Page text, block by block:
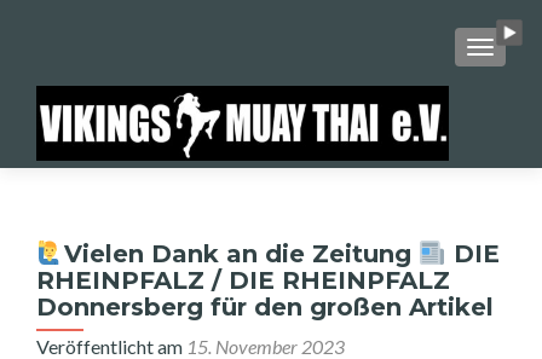
Vielen Dank an die Zeitung
DIE
RHEINPFALZ / DIE RHEINPFALZ
Donnersberg für den großen Artikel
Veröffentlicht am 15. November 2023